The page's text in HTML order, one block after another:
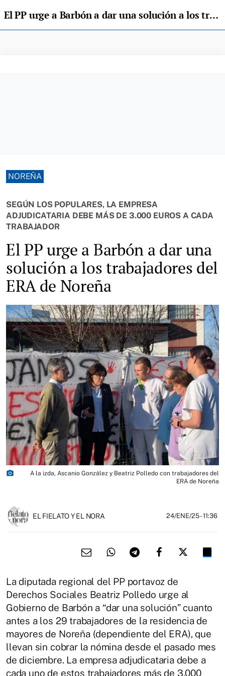
El PP urge a Barbón a dar una solución a los trabajadores del ERA de Noreña
NOREÑA
SEGÚN LOS POPULARES, LA EMPRESA
ADJUDICATARIA DEBE MÁS DE 3.000 EUROS A CADA
TRABAJADOR
El PP urge a Barbón a dar una
solución a los trabajadores del
ERA de Noreña
photo_camera
A la izda, Ascanio González y Beatriz Polledo con trabajadores del
ERA de Noreña
EL FIELATO Y EL NORA 24/ENE/25- 11:36
La diputada regional del PP portavoz de
Derechos Sociales Beatriz Polledo urge al
Gobierno de Barbón a “dar una solución” cuanto
antes a los 29 trabajadores de la residencia de
mayores de Noreña (dependiente del ERA), que
llevan sin cobrar la nómina desde el pasado mes
de diciembre. La empresa adjudicataria debe a
cada uno de estos trabajadores más de 3.000